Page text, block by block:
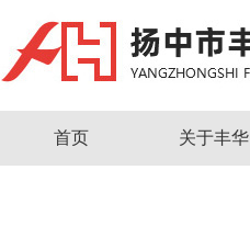
首页 关于丰华